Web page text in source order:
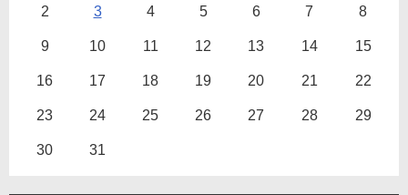
2 3 4 5 6 7 8
9 10 11 12 13 14 15
16 17 18 19 20 21 22
23 24 25 26 27 28 29
30 31